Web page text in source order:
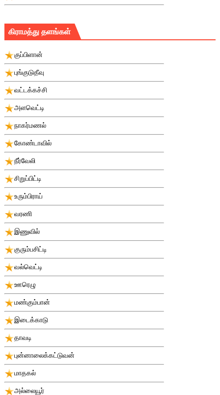
கிராமத்து தளங்கள்
குப்பிளான்
புங்குடுதீவு
வட்டக்கச்சி
அளவெட்டி
நாகர்மணல்
கோண்டாவில்
நீர்வேலி
சிறுப்பிட்டி
உரும்பிராய்
வரணி
இணுவில்
குரும்பசிட்டி
வல்வெட்டி
ஊரெழு
மண்கும்பான்
இடைக்காடு
தாவடி
புன்னாலைக்கட்டுவன்
மாதகல்
அல்லையூர்